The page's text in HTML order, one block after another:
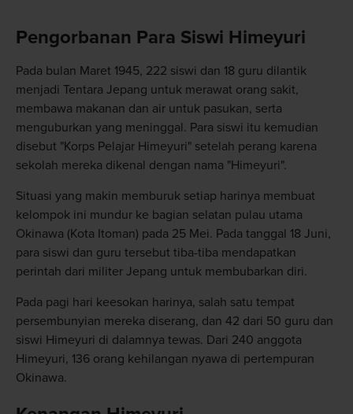
Pengorbanan Para Siswi Himeyuri
Pada bulan Maret 1945, 222 siswi dan 18 guru dilantik
menjadi Tentara Jepang untuk merawat orang sakit,
membawa makanan dan air untuk pasukan, serta
menguburkan yang meninggal. Para siswi itu kemudian
disebut "Korps Pelajar Himeyuri" setelah perang karena
sekolah mereka dikenal dengan nama "Himeyuri".
Situasi yang makin memburuk setiap harinya membuat
kelompok ini mundur ke bagian selatan pulau utama
Okinawa (Kota Itoman) pada 25 Mei. Pada tanggal 18 Juni,
para siswi dan guru tersebut tiba-tiba mendapatkan
perintah dari militer Jepang untuk membubarkan diri.
Pada pagi hari keesokan harinya, salah satu tempat
persembunyian mereka diserang, dan 42 dari 50 guru dan
siswi Himeyuri di dalamnya tewas. Dari 240 anggota
Himeyuri, 136 orang kehilangan nyawa di pertempuran
Okinawa.